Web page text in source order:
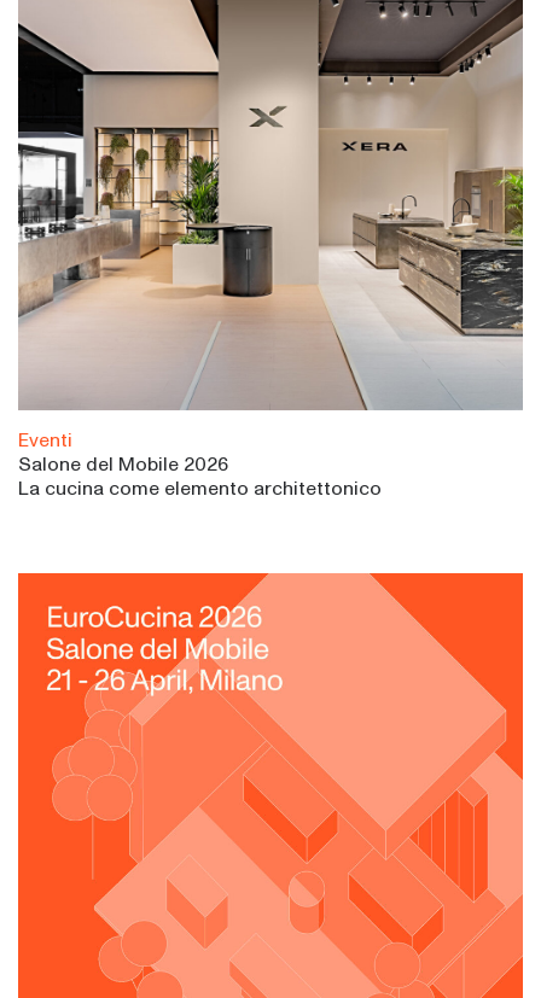
Eventi
Salone del Mobile 2026
La cucina come elemento architettonico